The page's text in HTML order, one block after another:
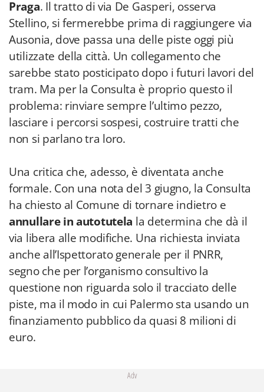
Praga. Il tratto di via De Gasperi, osserva
Stellino, si fermerebbe prima di raggiungere via
Ausonia, dove passa una delle piste oggi più
utilizzate della città. Un collegamento che
sarebbe stato posticipato dopo i futuri lavori del
tram. Ma per la Consulta è proprio questo il
problema: rinviare sempre l’ultimo pezzo,
lasciare i percorsi sospesi, costruire tratti che
non si parlano tra loro.
Una critica che, adesso, è diventata anche
formale. Con una nota del 3 giugno, la Consulta
ha chiesto al Comune di tornare indietro e
annullare in autotutela la determina che dà il
via libera alle modifiche. Una richiesta inviata
anche all’Ispettorato generale per il PNRR,
segno che per l’organismo consultivo la
questione non riguarda solo il tracciato delle
piste, ma il modo in cui Palermo sta usando un
finanziamento pubblico da quasi 8 milioni di
euro.
Adv